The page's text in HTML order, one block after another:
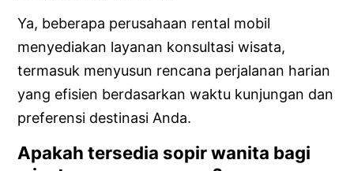
Ya, beberapa perusahaan rental mobil
menyediakan layanan konsultasi wisata,
termasuk menyusun rencana perjalanan harian
yang efisien berdasarkan waktu kunjungan dan
preferensi destinasi Anda.
Apakah tersedia sopir wanita bagi